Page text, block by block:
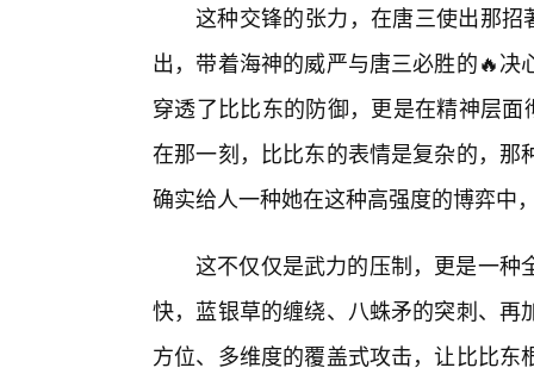
这种交锋的张力，在唐三使出那招
出，带着海神的威严与唐三必胜的🔥
穿透了比比东的防御，更是在精神层
在那一刻，比比东的表情是复杂的，
确实给人一种她在这种高强度的博弈中
这不仅仅是武力的压制，更是一种
快，蓝银草的缠绕、八蛛矛的突刺、
方位、多维度的覆盖式攻击，让比比